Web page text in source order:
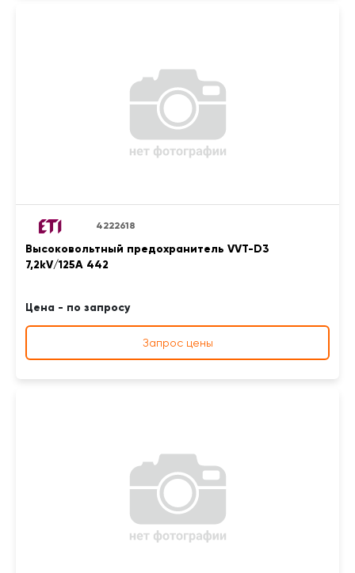
4222618
Высоковольтный предохранитель VVT-D3
7,2kV/125A 442
Цена - по запросу
Запрос цены